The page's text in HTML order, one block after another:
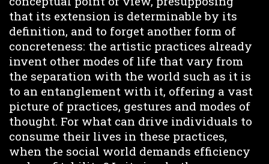
that its extension is determinable by its
definition, and to forget another form of
concreteness: the artistic practices already
invent other modes of life that vary from
the separation with the world such as it is
to an entanglement with it, offering a vast
picture of practices, gestures and modes of
thought. For what can drive individuals to
consume their lives in these practices,
when the social world demands efficiency